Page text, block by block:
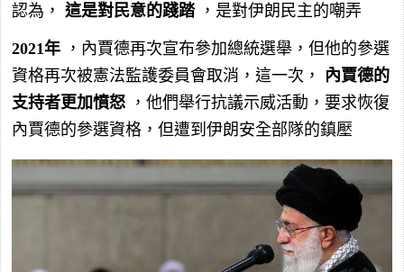
認為， 這是對民意的踐踏 ，是對伊朗民主的嘲弄
2021年 ，內賈德再次宣布參加總統選舉，但他的參選
資格再次被憲法監護委員會取消，這一次， 內賈德的
支持者更加憤怒 ，他們舉行抗議示威活動，要求恢復
內賈德的參選資格，但遭到伊朗安全部隊的鎮壓